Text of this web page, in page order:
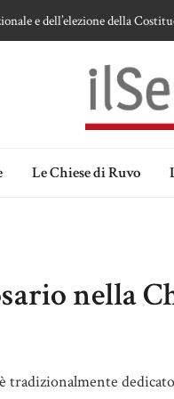
e dell’elezione della
Madonna delle Grazie di
Ipotesi e memorie.
Le Chiese di Ruvo
nella
tradizionalmente